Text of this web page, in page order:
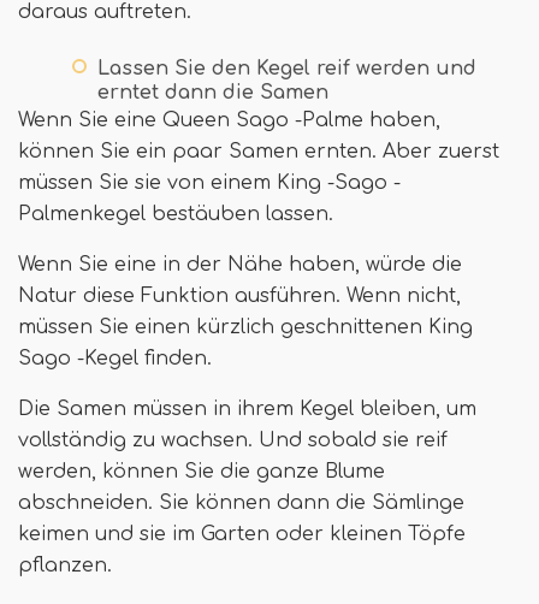
daraus auftreten.
Lassen Sie den Kegel reif werden und
erntet dann die Samen
Wenn Sie eine Queen Sago -Palme haben,
können Sie ein paar Samen ernten. Aber zuerst
müssen Sie sie von einem King -Sago -
Palmenkegel bestäuben lassen.
Wenn Sie eine in der Nähe haben, würde die
Natur diese Funktion ausführen. Wenn nicht,
müssen Sie einen kürzlich geschnittenen King
Sago -Kegel finden.
Die Samen müssen in ihrem Kegel bleiben, um
vollständig zu wachsen. Und sobald sie reif
werden, können Sie die ganze Blume
abschneiden. Sie können dann die Sämlinge
keimen und sie im Garten oder kleinen Töpfe
pflanzen.